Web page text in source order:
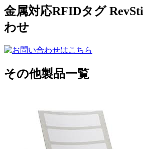
金属対応RFIDタグ
わせ
その他製品一覧